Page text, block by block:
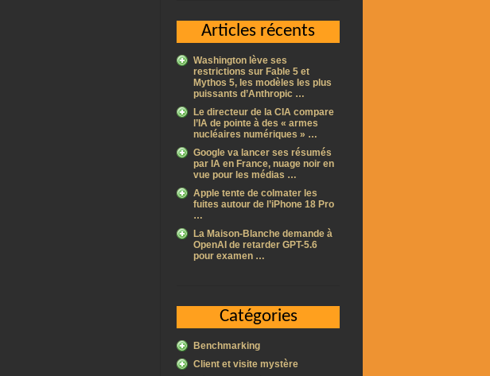
Articles récents
Washington lève ses
restrictions sur Fable 5 et
Mythos 5, les modèles les plus
puissants d’Anthropic …
Le directeur de la CIA compare
l’IA de pointe à des « armes
nucléaires numériques » …
Google va lancer ses résumés
par IA en France, nuage noir en
vue pour les médias …
Apple tente de colmater les
fuites autour de l’iPhone 18 Pro
…
La Maison-Blanche demande à
OpenAI de retarder GPT-5.6
pour examen …
Catégories
Benchmarking
Client et visite mystère